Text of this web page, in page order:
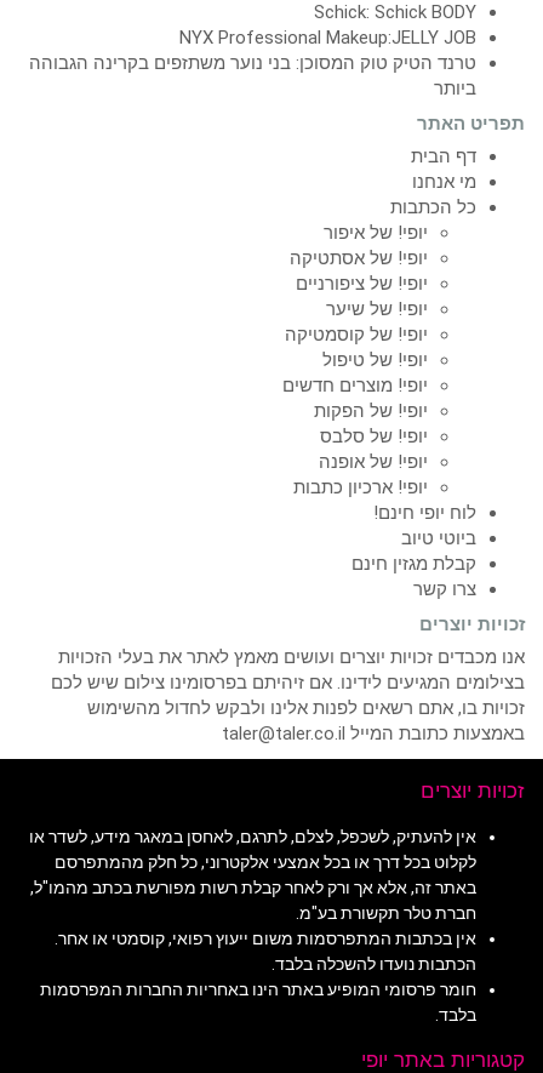
Schick: Schick BODY
NYX Professional Makeup:JELLY JOB
טרנד הטיק טוק המסוכן: בני נוער משתזפים בקרינה הגבוהה
ביותר
תפריט האתר
דף הבית
מי אנחנו
כל הכתבות
יופי! של איפור
יופי! של אסתטיקה
יופי! של ציפורניים
יופי! של שיער
יופי! של קוסמטיקה
יופי! של טיפול
יופי! מוצרים חדשים
יופי! של הפקות
יופי! של סלבס
יופי! של אופנה
יופי! ארכיון כתבות
לוח יופי חינם!
ביוטי טיוב
קבלת מגזין חינם
צרו קשר
זכויות יוצרים
אנו מכבדים זכויות יוצרים ועושים מאמץ לאתר את בעלי הזכויות
בצילומים המגיעים לידינו. אם זיהיתם בפרסומינו צילום שיש לכם
זכויות בו, אתם רשאים לפנות אלינו ולבקש לחדול מהשימוש
באמצעות כתובת המייל taler@taler.co.il
זכויות יוצרים
אין להעתיק, לשכפל, לצלם, לתרגם, לאחסן במאגר מידע, לשדר או
לקלוט בכל דרך או בכל אמצעי אלקטרוני, כל חלק מהמתפרסם
באתר זה, אלא אך ורק לאחר קבלת רשות מפורשת בכתב מהמו"ל,
חברת טלר תקשורת בע"מ.
אין בכתבות המתפרסמות משום ייעוץ רפואי, קוסמטי או אחר.
הכתבות נועדו להשכלה בלבד.
חומר פרסומי המופיע באתר הינו באחריות החברות המפרסמות
בלבד.
קטגוריות באתר יופי